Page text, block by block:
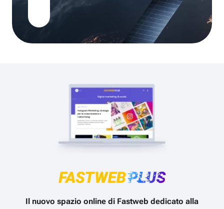
Il nuovo spazio online di Fastweb dedicato alla